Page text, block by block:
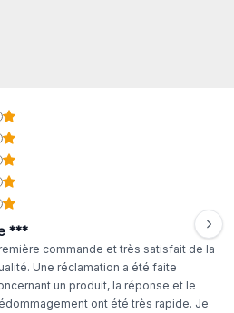
***
commande et très satisfait de la
Une réclamation a été faite
un produit, la réponse et le
ont été très rapide. Je